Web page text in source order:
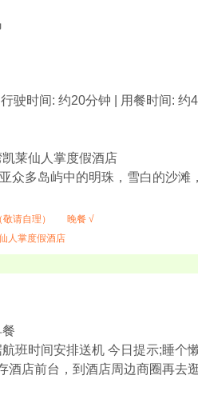
驶时间: 约20分钟 | 用餐时间: 约
莱仙人掌度假酒店
众多岛屿中的明珠，雪白的沙
请自理）
晚餐 √
人掌度假酒店
班时间安排送机 今日提示;睡个
酒店前台，到酒店周边商圈再去逛